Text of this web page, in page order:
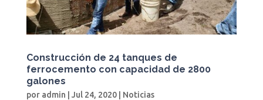
Construcción de 24 tanques de
ferrocemento con capacidad de 2800
galones
por admin Jul 24, 2020| Noticias